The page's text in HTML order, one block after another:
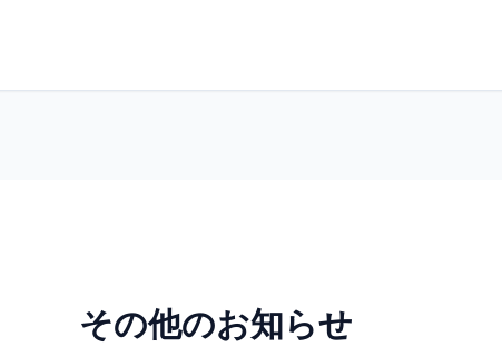
その他のお知らせ